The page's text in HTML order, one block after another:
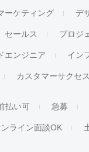
ーケティング デ
セールス プロジ
エンジニア イン
カスタマーサクセス
払い可 急募
ンライン面談OK